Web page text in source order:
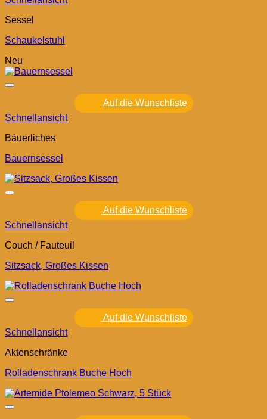
Sessel
Schaukelstuhl
Neu
Auf die Wunschliste
Schnellansicht
Bäuerliches
Bauernsessel
Auf die Wunschliste
Schnellansicht
Couch / Fauteuil
Sitzsack, Großes Kissen
Auf die Wunschliste
Schnellansicht
Aktenschränke
Rolladenschrank Buche Hoch